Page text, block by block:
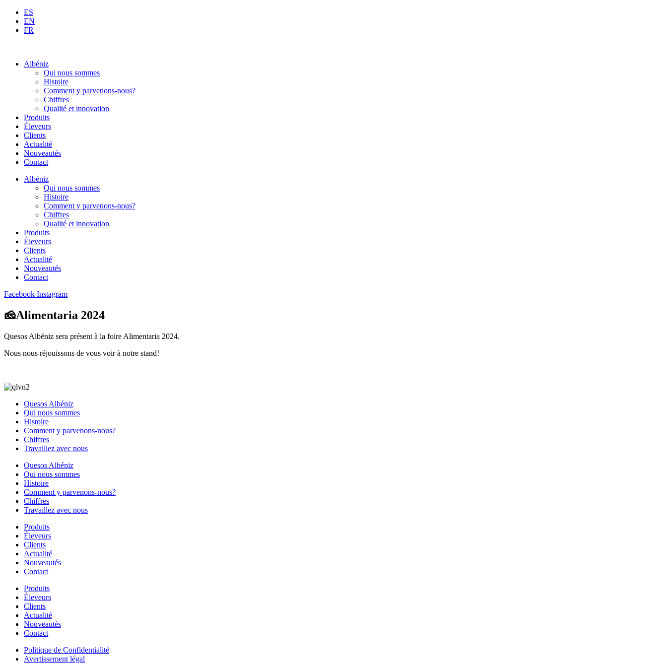
Aller
contenu
ES
EN
FR
Albéniz
Qui nous sommes
Histoire
Comment y parvenons-nous?
Chiffres
Qualité et innovation
Produits
Éleveurs
Clients
Actualité
Nouveautés
Contact
Albéniz
Qui nous sommes
Histoire
Comment y parvenons-nous?
Chiffres
Qualité et innovation
Produits
Éleveurs
Clients
Actualité
Nouveautés
Contact
Facebook Instagram
🧀Alimentaria 2024
Quesos Albéniz sera présent à la foire Alimentaria 2024.
Nous nous réjouissons de vous voir à notre stand!
Quesos Albéniz
Qui nous sommes
Histoire
Comment y parvenons-nous?
Chiffres
Travaillez avec nous
Quesos Albéniz
Qui nous sommes
Histoire
Comment y parvenons-nous?
Chiffres
Travaillez avec nous
Produits
Éleveurs
Clients
Actualité
Nouveautés
Contact
Produits
Éleveurs
Clients
Actualité
Nouveautés
Contact
Politique de Confidentialité
Avertissement légal